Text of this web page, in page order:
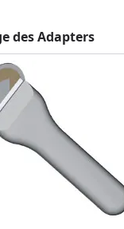
des Adapters